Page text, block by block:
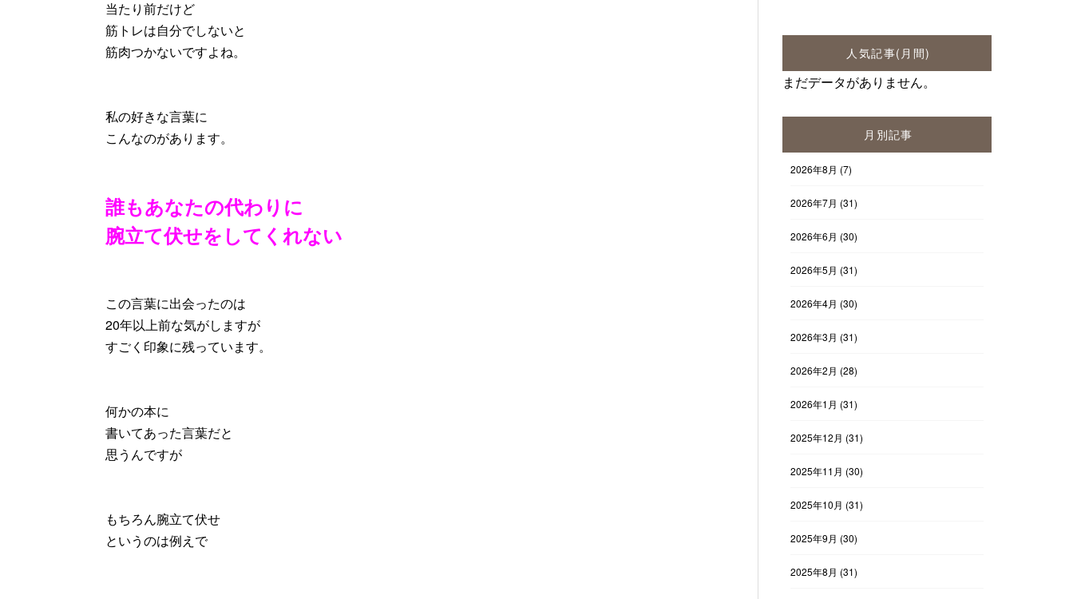
当たり前だけど
筋トレは自分でしないと
筋肉つかないですよね。
私の好きな言葉に
こんなのがあります。
誰もあなたの代わりに
腕立て伏せをしてくれない
この言葉に出会ったのは
20年以上前な気がしますが
すごく印象に残っています。
何かの本に
書いてあった言葉だと
思うんですが
もちろん腕立て伏せ
というのは例えで
人気記事(月間)
まだデータがありません。
月別記事
2026年8月 (7)
2026年7月 (31)
2026年6月 (30)
2026年5月 (31)
2026年4月 (30)
2026年3月 (31)
2026年2月 (28)
2026年1月 (31)
2025年12月 (31)
2025年11月 (30)
2025年10月 (31)
2025年9月 (30)
2025年8月 (31)